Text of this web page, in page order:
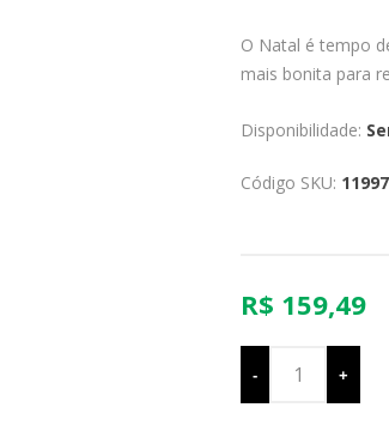
O Natal é tempo
mais bonita para
Disponibilidade:
Código SKU:
R$ 159,49
- +